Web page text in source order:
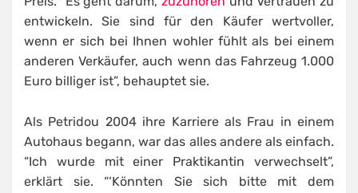
entwickeln. Sie sind für den Käufer wertvoller,
wenn er sich bei Ihnen wohler fühlt als bei einem
anderen Verkäufer, auch wenn das Fahrzeug 1.000
Euro billiger ist”, behauptet sie.
Als Petridou 2004 ihre Karriere als Frau in einem
Autohaus begann, war das alles andere als einfach.
“Ich wurde mit einer Praktikantin verwechselt”,
erklärt sie. “‘Könnten Sie sich bitte mit dem